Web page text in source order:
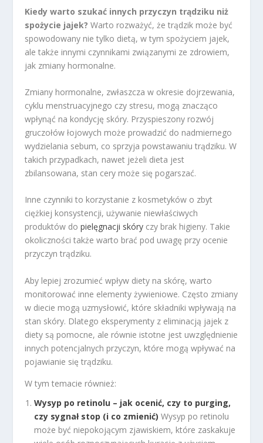
Kiedy warto szukać innych przyczyn trądziku niż
spożycie jajek? Warto rozważyć, że trądzik może być
spowodowany nie tylko dietą, w tym spożyciem jajek,
ale także innymi czynnikami związanymi ze zdrowiem,
jak zmiany hormonalne.
Zmiany hormonalne, zwłaszcza w okresie dojrzewania,
cyklu menstruacyjnego czy stresu, mogą znacząco
wpłynąć na kondycję skóry. Przyspieszony rozwój
gruczołów łojowych może prowadzić do nadmiernego
wydzielania sebum, co sprzyja powstawaniu trądziku. W
takich przypadkach, nawet jeżeli dieta jest
zbilansowana, stan cery może się pogarszać.
Inne czynniki to korzystanie z kosmetyków o zbyt
ciężkiej konsystencji, używanie niewłaściwych
produktów dopielęgnacji skóry czy brak higieny. Takie
okoliczności także warto brać pod uwagę przy ocenie
przyczyn trądziku.
Aby lepiej zrozumieć wpływ diety na skórę, warto
monitorować inne elementy żywieniowe. Często zmiany
w diecie mogą uzmysłowić, które składniki wpływają na
stan skóry. Dlatego eksperymenty z eliminacją jajek z
diety są pomocne, ale równie istotne jest uwzględnienie
innych potencjalnych przyczyn, które mogą wpływać na
pojawianie się trądziku.
W tym temacie również:
Wysyp po retinolu – jak ocenić, czy to purging,
czy sygnał stop (i co zmienić) Wysyp po retinolu
może być niepokojącym zjawiskiem, które zaskakuje